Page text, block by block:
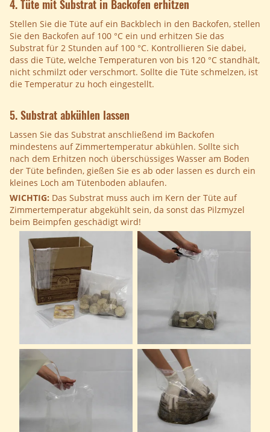
4. Tüte mit Substrat in Backofen erhitzen
Stellen Sie die Tüte auf ein Backblech in den Backofen, stellen
Sie den Backofen auf 100 °C ein und erhitzen Sie das
Substrat für 2 Stunden auf 100 °C. Kontrollieren Sie dabei,
dass die Tüte, welche Temperaturen von bis 120 °C standhält,
nicht schmilzt oder verschmort. Sollte die Tüte schmelzen, ist
die Temperatur zu hoch eingestellt.
5. Substrat abkühlen lassen
Lassen Sie das Substrat anschließend im Backofen
mindestens auf Zimmertemperatur abkühlen. Sollte sich
nach dem Erhitzen noch überschüssiges Wasser am Boden
der Tüte befinden, gießen Sie es ab oder lassen es durch ein
kleines Loch am Tütenboden ablaufen.
WICHTIG: Das Substrat muss auch im Kern der Tüte auf
Zimmertemperatur abgekühlt sein, da sonst das Pilzmyzel
beim Beimpfen geschädigt wird!